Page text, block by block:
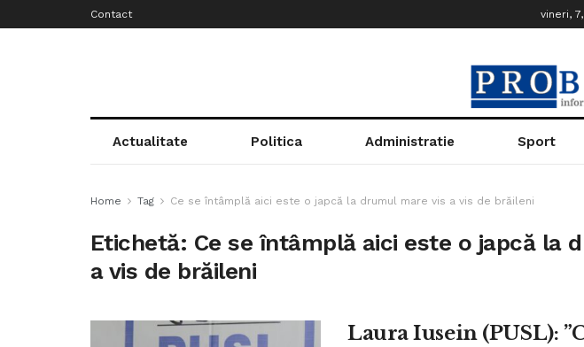
Contact vineri,
Actualitate Politica Administratie Sport
Home Tag Ce se întâmplă aici este o japcă la drumul mare vis a vis de brăileni
Etichetă: Ce se întâmplă aici este o japcă la
a vis de brăileni
Laura Iusein (PUSL):